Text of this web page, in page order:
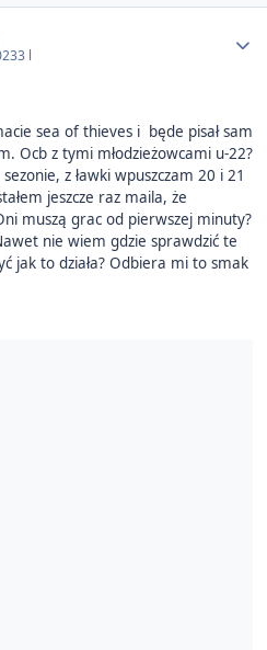
3 l
sea of thieves i będe pisał sam
Ocb z tymi młodzieżowcami u-22?
z ławki wpuszczam 20 i 21
jeszcze raz maila, że
muszą grac od pierwszej minuty?
nie wiem gdzie sprawdzić te
jak to działa? Odbiera mi to smak